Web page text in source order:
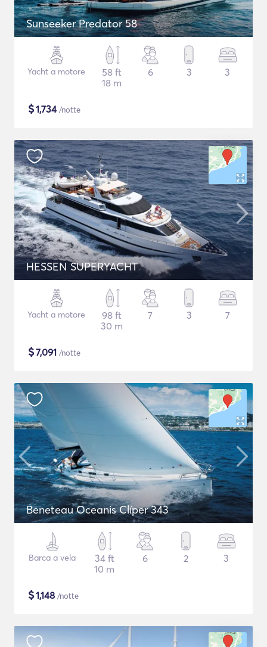
Sunseeker Predator 58
Yacht a motore
58 ft
18 m
6 3 3
$1,734/notte
HESSEN SUPERYACHT
Yacht a motore
98 ft
30 m
7 3 7
$7,091 /notte
Beneteau Oceanis Clíper 343
Barca a vela
34 ft
10 m
6 2 3
$1,148 /notte